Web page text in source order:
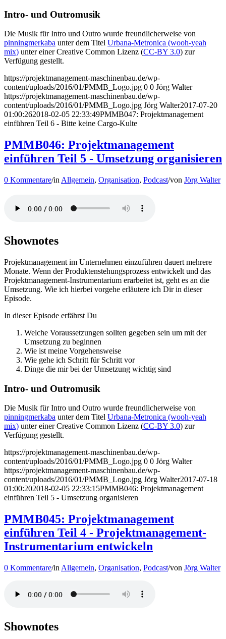
Intro- und Outromusik
Die Musik für Intro und Outro wurde freundlicherweise von
pinningmerkaba unter dem Titel Urbana-Metronica (wooh-yeah
mix) unter einer Creative Common Lizenz (CC-BY 3.0) zur
Verfügung gestellt.
https://projektmanagement-maschinenbau.de/wp-
content/uploads/2016/01/PMMB_Logo.jpg 0 0 Jörg Walter
https://projektmanagement-maschinenbau.de/wp-
content/uploads/2016/01/PMMB_Logo.jpg Jörg Walter2017-07-20
01:00:262018-02-05 22:33:49PMMB047: Projektmanagement
einführen Teil 6 - Bitte keine Cargo-Kulte
PMMB046: Projektmanagement
einführen Teil 5 - Umsetzung organisieren
0 Kommentare/in Allgemein, Organisation, Podcast/von Jörg Walter
Shownotes
Projektmanagement im Unternehmen einzuführen dauert mehrere
Monate. Wenn der Produktenstehungsprozess entwickelt und das
Projektmanagement-Instrumentarium erarbeitet ist, geht es an die
Umsetzung. Wie ich hierbei vorgehe erläutere ich Dir in dieser
Episode.
In dieser Episode erfährst Du
Welche Voraussetzungen sollten gegeben sein um mit der
Umsetzung zu beginnen
Wie ist meine Vorgehensweise
Wie gehe ich Schritt für Schritt vor
Dinge die mir bei der Umsetzung wichtig sind
Intro- und Outromusik
Die Musik für Intro und Outro wurde freundlicherweise von
pinningmerkaba unter dem Titel Urbana-Metronica (wooh-yeah
mix) unter einer Creative Common Lizenz (CC-BY 3.0) zur
Verfügung gestellt.
https://projektmanagement-maschinenbau.de/wp-
content/uploads/2016/01/PMMB_Logo.jpg 0 0 Jörg Walter
https://projektmanagement-maschinenbau.de/wp-
content/uploads/2016/01/PMMB_Logo.jpg Jörg Walter2017-07-18
01:00:202018-02-05 22:33:15PMMB046: Projektmanagement
einführen Teil 5 - Umsetzung organisieren
PMMB045: Projektmanagement
einführen Teil 4 - Projektmanagement-
Instrumentarium entwickeln
0 Kommentare/in Allgemein, Organisation, Podcast/von Jörg Walter
Shownotes